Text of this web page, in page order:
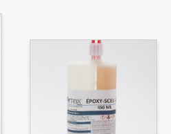
plusieurs
variations.